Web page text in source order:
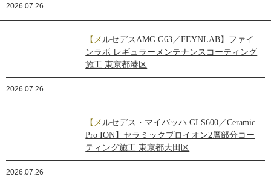
2026.07.26
【メルセデスAMG G63／FEYNLAB】ファイ
ンラボ レギュラーメンテナンスコーティング
施工 東京都港区
2026.07.26
【メルセデス・マイバッハ GLS600／Ceramic
Pro ION】セラミックプロイオン2層部分コー
ティング施工 東京都大田区
2026.07.26